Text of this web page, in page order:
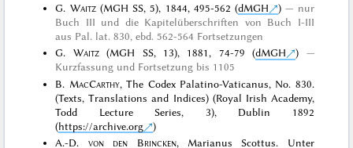
G. Waitz(MGH SS, 5), 1844, 495-562 (dMGH )
nur
Buch III und die Kapitelüberschriften von Buch I-III
aus Pal. lat. 830, ebd. 562-564 Fortsetzungen
G. Waitz(MGH SS, 13), 1881, 74-79 (dMGH
)
Kurzfassung und Fortsetzung bis 1105
B. MacCarthy, The Codex Palatino-Vaticanus, No. 830.
(Texts, Translations and Indices) (Royal Irish Academy,
Todd Lecture Series, 3), Dublin 1892
(https://archive.org
)
A.-D. von den Brincken, Marianus Scottus. Unter